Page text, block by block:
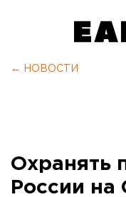
← НОВОСТИ
Охранять
России